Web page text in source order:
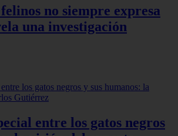
no siempre expresa
una investigación
entre los gatos negros